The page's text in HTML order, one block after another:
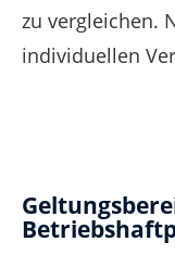
zu vergleichen.
individuellen